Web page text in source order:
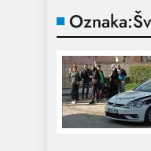
Oznaka: